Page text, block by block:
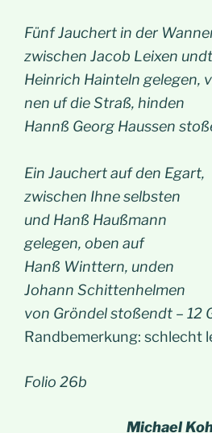
Fünf Jauchert in der
zwischen Jacob Leixen undt
Heinrich Hainteln gelegen,
nen uf die Straß, hinden
Hannß Georg Haussen
Ein Jauchert auf den Egart,
zwischen Ihne selbsten
und Hanß Haußmann
gelegen, oben auf
Hanß Winttern, unden
Johann Schittenhelmen
von Gröndel stoßendt – 12
Randbemerkung: schlecht
Folio 26b
Michael